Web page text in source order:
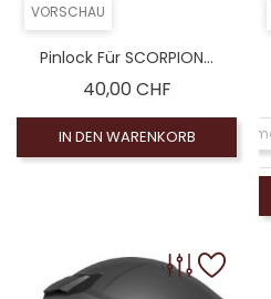
VORSCHAU
Pinlock Für SCORPION...
40,00 CHFPreis
IN DEN WARENKORB
Coloré (non
Coloré (non
Coloré (non